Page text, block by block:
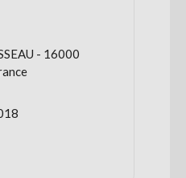
- 16000